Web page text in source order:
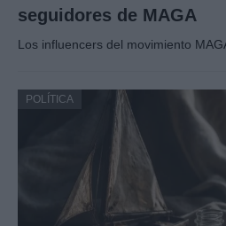
seguidores de MAGA
Los influencers del movimiento
POLÍTICA